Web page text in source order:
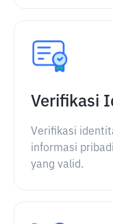
Verifikasi
Verifikasi
informasi
yang valid.